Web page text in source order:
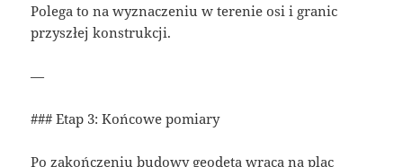
Polega to na wyznaczeniu w terenie osi i granic
przyszłej konstrukcji.
—
### Etap 3: Końcowe pomiary
Po zakończeniu budowy geodeta wraca na plac